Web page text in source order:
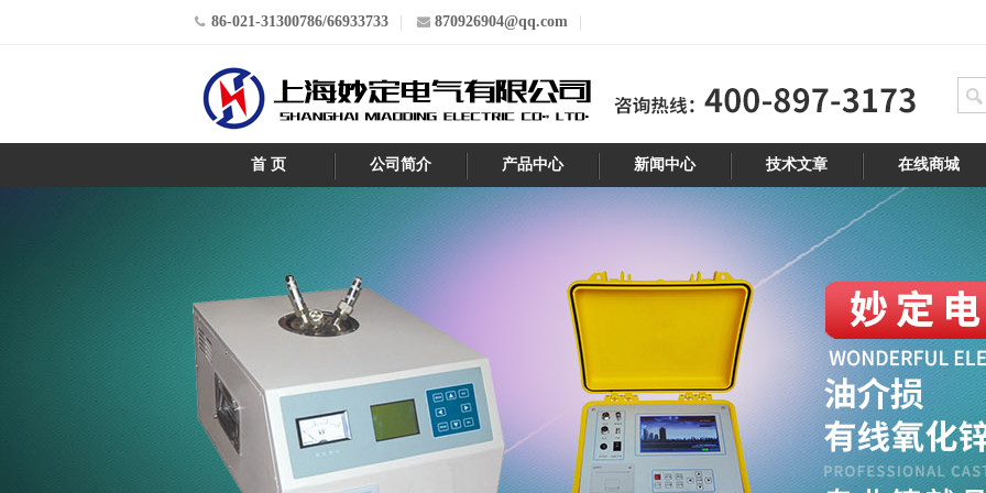
86-021-31300786/66933733 870926904@qq.com
首 页 公司简介 产品中心 新闻中心 技术文章 在线商城